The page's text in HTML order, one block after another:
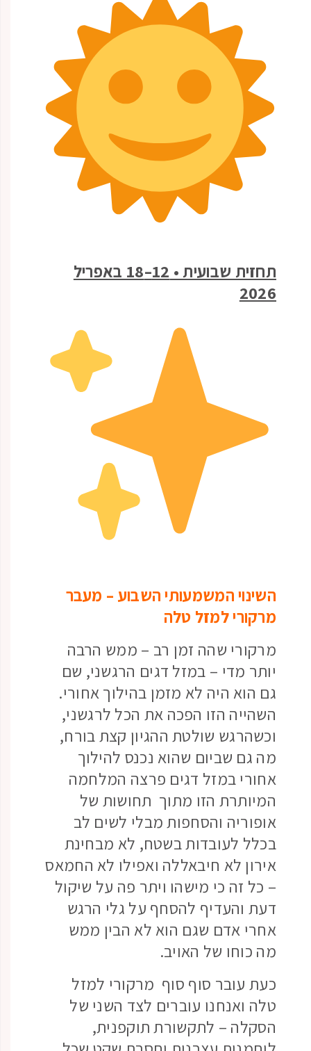
תחזית שבועית • 12–18 באפריל
2026
השינוי המשמעותי השבוע – מעבר
מרקורי למזל טלה
מרקורי שהה זמן רב – ממש הרבה
יותר מדי – במזל דגים הרגשני, שם
גם הוא היה לא מזמן בהילוך אחורי.
השהייה הזו הפכה את הכל לרגשני,
וכשהרגש שולטת ההגיון קצת בורח,
מה גם שביום שהוא נכנס להילוך
אחורי במזל דגים פרצה המלחמה
המיותרת הזו מתוך תחושות של
אופוריה והסחפות מבלי לשים לב
בכלל לעובדות בשטח, לא מבחינת
אירון לא חיבאללה ואפילו לא החמאס
– כל זה כי מישהו ויתר פה על שיקול
דעת והעדיף להסחף על גלי הרגש
אחרי אדם שגם הוא לא הבין ממש
מה כוחו של האויב.
כעת עובר סוף סוף מרקורי למזל
טלה ואנחנו עוברים לצד השני של
הסקלה – לתקשורת תוקפנית,